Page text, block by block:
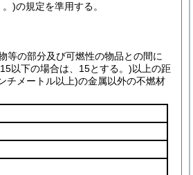
。)の規定を準用する。
等の部分及び可燃性の物品との間に
以下の場合は、15とする。)以上の距
チメートル以上)の金属以外の不燃材